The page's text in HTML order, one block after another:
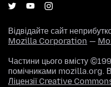
Відвідайте сайт
Mozilla Corporation —
Частини цього вмісту
помічниками mozilla.org.
Ліцензії Creative